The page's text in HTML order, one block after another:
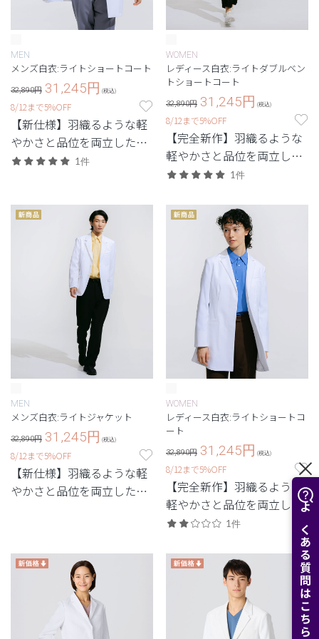
よくある質問はこちら
MEN
メンズ白衣:ライトショートコート
32,890円 31,245円 (税込)
8/12まで5%OFF
【新仕様】羽織るような軽
やかさと品位を両立した、
最軽量級の白衣。
1件
WOMEN
レディース白衣:ライトダブルベン
トショートコート
32,890円 31,245円 (税込)
8/12まで5%OFF
【完全新作】羽織るような
軽やかさと品位を両立し
た、最軽量級の白衣。
1件
MEN
メンズ白衣:ライトジャケット
32,890円 31,245円 (税込)
8/12まで5%OFF
【新仕様】羽織るような軽
やかさと品位を両立した、
WOMEN
レディース白衣:ライトショートコ
ート
32,890円 31,245円 (税込)
8/12まで5%OFF
【完全新作】羽織るような
軽やかさと品位を両立し
た、最軽量級の白衣。
1件